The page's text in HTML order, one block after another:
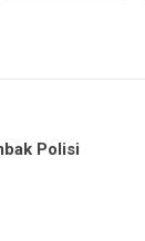
Polisi